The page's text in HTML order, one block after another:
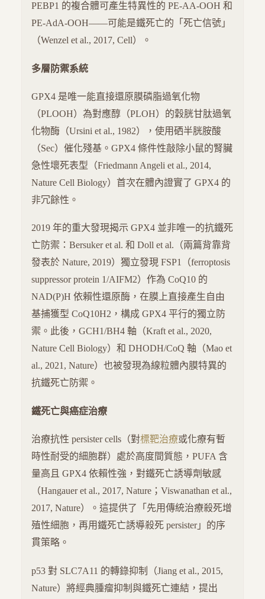
PEBP1 的複合體可產生特異性的 PE-AA-OOH 和
PE-AdA-OOH——可能是鐵死亡的「死亡信號」
（Wenzel et al., 2017, Cell）。
多層防禦系統
GPX4 是唯一能直接還原膜磷脂過氧化物
（PLOOH）為對應醇（PLOH）的穀胱甘肽過氧
化物酶（Ursini et al., 1982），使用硒半胱胺酸
（Sec）催化殘基。GPX4 條件性敲除小鼠的腎臟
急性壞死表型（Friedmann Angeli et al., 2014,
Nature Cell Biology）首次在體內證實了 GPX4 的
非冗餘性。
2019 年的重大發現揭示 GPX4 並非唯一的抗鐵死
亡防禦：Bersuker et al. 和 Doll et al.（兩篇背靠背
發表於 Nature, 2019）獨立發現 FSP1（ferroptosis
suppressor protein 1/AIFM2）作為 CoQ10 的
NAD(P)H 依賴性還原酶，在膜上直接產生自由
基捕獲型 CoQ10H2，構成 GPX4 平行的獨立防
禦。此後，GCH1/BH4 軸（Kraft et al., 2020,
Nature Cell Biology）和 DHODH/CoQ 軸（Mao et
al., 2021, Nature）也被發現為線粒體內膜特異的
抗鐵死亡防禦。
鐵死亡與癌症治療
治療抗性 persister cells（對標靶治療或化療有暫
時性耐受的細胞群）處於高度間質態，PUFA 含
量高且 GPX4 依賴性強，對鐵死亡誘導劑敏感
（Hangauer et al., 2017, Nature；Viswanathan et al.,
2017, Nature）。這提供了「先用傳統治療殺死增
殖性細胞，再用鐵死亡誘導殺死 persister」的序
貫策略。
p53 對 SLC7A11 的轉錄抑制（Jiang et al., 2015,
Nature）將經典腫瘤抑制與鐵死亡連結，提出